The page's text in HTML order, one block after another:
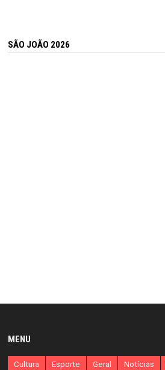
SÃO JOÃO 2026
MENU
Cultura Esporte Geral Notícias